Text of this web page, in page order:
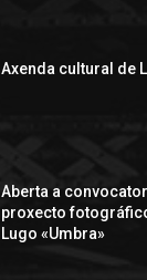
Axenda cultural de
Aberta a
proxecto
Lugo «Umbra»